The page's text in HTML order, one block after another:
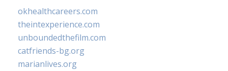
okhealthcareers.com
theintexperience.com
unboundedthefilm.com
catfriends-bg.org
marianlives.org